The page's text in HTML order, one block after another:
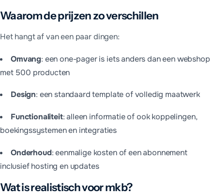
Waarom de prijzen zo verschillen
Het hangt af van een paar dingen:
Omvang: een one-pager is iets anders dan een webshop
met 500 producten
Design: een standaard template of volledig maatwerk
Functionaliteit:alleen informatie of ook koppelingen,
boekingssystemen en integraties
Onderhoud:eenmalige kosten of een abonnement
inclusief hosting en updates
Wat is realistisch voor mkb?